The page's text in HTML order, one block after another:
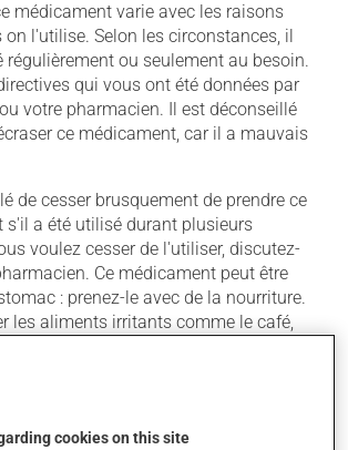
médicament varie avec les raisons
on l'utilise. Selon les circonstances, il
régulièrement ou seulement au besoin.
qui vous ont été données par
votre pharmacien. Il est déconseillé
ce médicament, car il a mauvais
de cesser brusquement de prendre ce
s'il a été utilisé durant plusieurs
voulez cesser de l'utiliser, discutez-
Ce médicament peut être
: prenez-le avec de la nourriture.
les aliments irritants comme le café,
et l'alcool.
peut augmenter l'effet de ce produit. Il
d'en consommer avec
de savoir quelle quantité d'alcool
cookies on this site